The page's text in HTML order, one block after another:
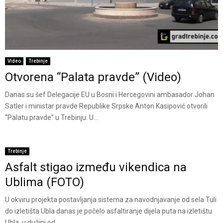
Video Trebinje
Otvorena “Palata pravde” (Video)
Danas su šef Delegacije EU u Bosni i Hercegovini ambasador Johan
Satler i ministar pravde Republike Srpske Anton Kasipović otvorili
“Palatu pravde” u Trebinju. U...
Trebinje
Asfalt stigao između vikendica na
Ublima (FOTO)
U okviru projekta postavljanja sistema za navodnjavanje od sela Tuli
do izletišta Ubla danas je počelo asfaltiranje dijela puta na izletištu